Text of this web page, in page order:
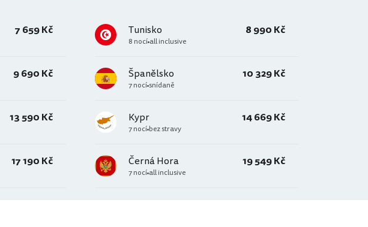
7 659 Kč Tunisko 8 990 Kč
8 nocí all inclusive
9 690 Kč Španělsko 10 329 Kč
7 nocísnídaně
13 590 Kč Kypr 14 669 Kč
7 nocí bez stravy
17 190 Kč Černá Hora 19 549 Kč
7 nocí all inclusive